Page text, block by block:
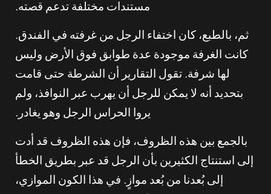
مستندات مختلفة تدعم قصته.
ثم، بالطبع، كان اختفاء الرجل من غرفته في الفندق.
كانت الغرفة موجودة عدة طوابق فوق الأرض وليس
لها شرفة. تقول التقارير أن الشرطة حتى قامت
بتحديد أنه لا يمكن للرجل أن يهرب عبر النوافذ، ولم
يروا الحراس الرجل وهو يغادر.
بالجمع بين هذه الظروف، فإن هذه الظروف قد أدت
إلى استنتاج الكثيرين بأن الرجل قد عبر بطريق الخطأ
إلى بُعدنا من بُعد موازٍ. في هذا الكون الموازي،